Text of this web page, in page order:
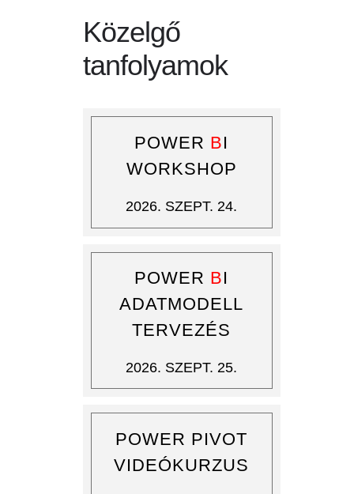
Közelgő
tanfolyamok
POWER BI
WORKSHOP
2026. SZEPT. 24.
POWER BI
ADATMODELL
TERVEZÉS
2026. SZEPT. 25.
POWER PIVOT
VIDEÓKURZUS